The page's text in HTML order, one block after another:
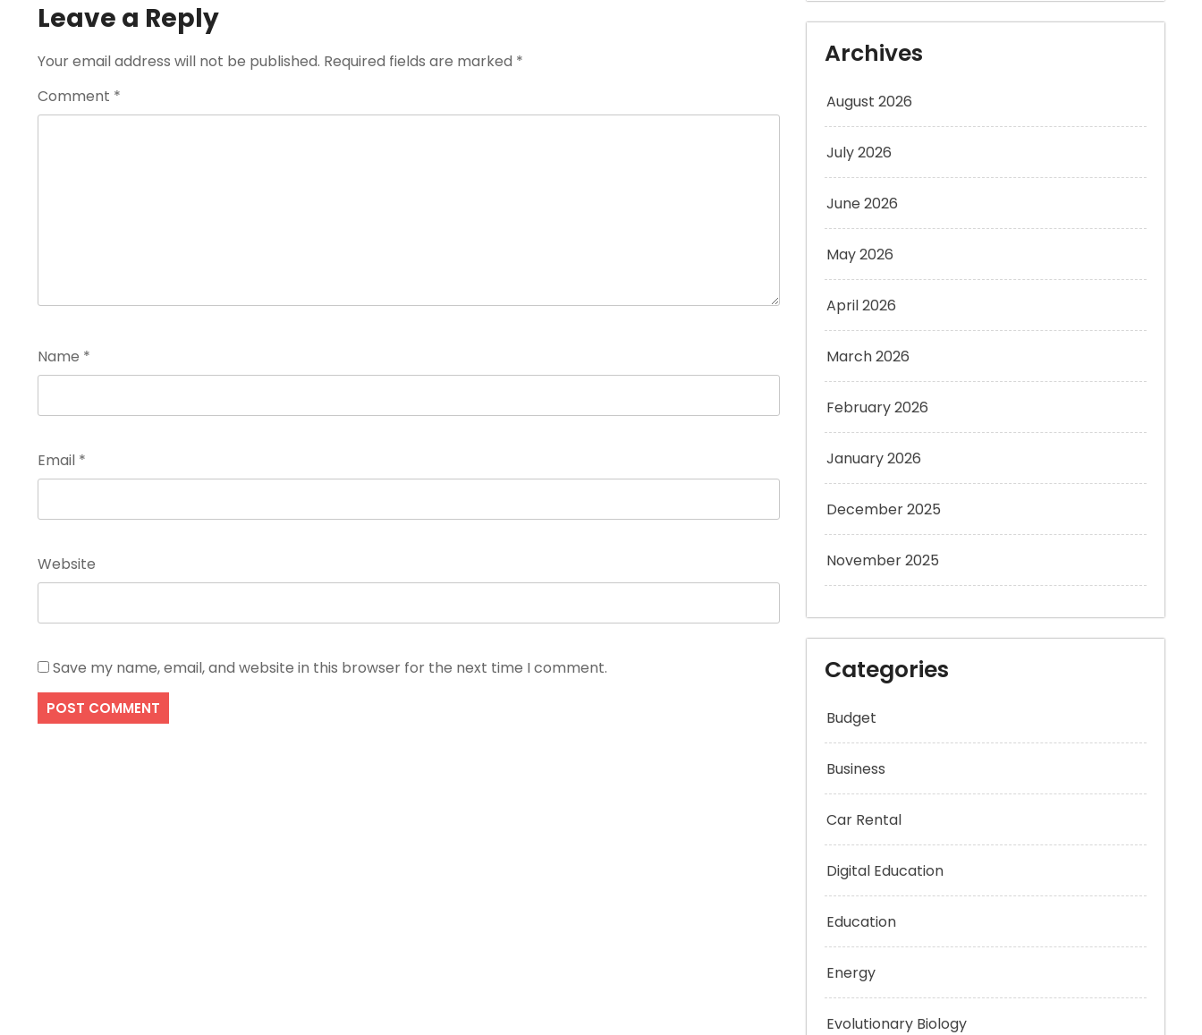
Leave a Reply
Your email address will not be published. Required fields are marked *
Comment *
Name *
Email *
Website
Save my name, email, and website in this browser for the next time I comment.
Archives
August 2026
July 2026
June 2026
May 2026
April 2026
March 2026
February 2026
January 2026
December 2025
November 2025
Categories
Budget
Business
Car Rental
Digital Education
Education
Energy
Evolutionary Biology